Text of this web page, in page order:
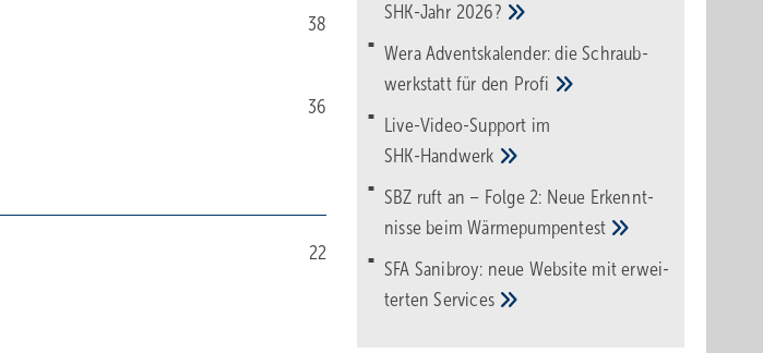
38
36
22
SHK-Jahr 2026?
Wera Adventskalender: die Schraub­
werk­statt für den Pro­fi
Live-Video-Support im
SHK-Handwerk
SBZ ruft an – Folge 2: Neue Erkennt­
nisse beimWärme­pumpen­test
SFA Sanibroy: neue Web­site mit erwei­
tertenServices